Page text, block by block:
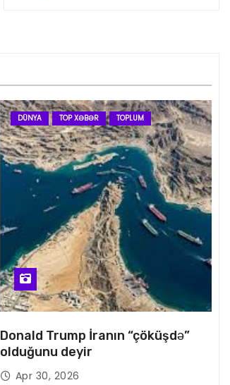
DÜNYA TOP XƏBƏR TOPLUM
Donald Trump İranın “çöküşdə”
olduğunu deyir
Apr 30, 2026